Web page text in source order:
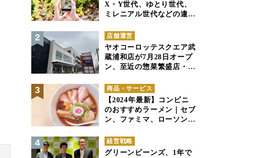
X・Y世代、ゆとり世代、
ミレニアル世代などの違い
店舗運営
ヤオコーロッテスクエア武
蔵浦和店が7月28日オープ
ン、至近の惣菜繁盛店・武
すみ分け
商品・サービス
【2024年最新】コンビニ
のおすすめラーメン｜セブ
ン、ファミマ、ローソンの
経営戦略
グリーンビーンズ、1年で